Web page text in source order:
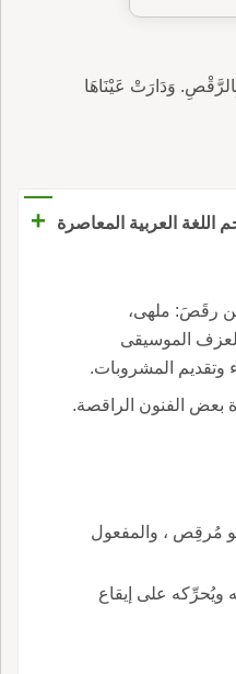
وَدَارَتْ عَيْنَاهَا
اللغة العربية المعاصرة +
رقَصَ: ملهى،
الموسيقى
وتقديم المشروبات.
الفنون الراقصة.
مُرقِص ، والمفعول
ويُحرِّكه على إيقاع